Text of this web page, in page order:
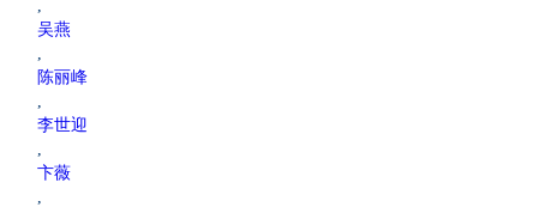
,
吴燕
,
陈丽峰
,
李世迎
,
卞薇
,